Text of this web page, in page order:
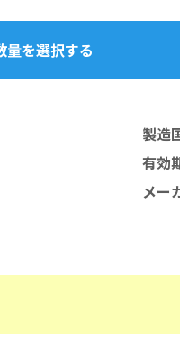
量を選択する
製造
有効
メー